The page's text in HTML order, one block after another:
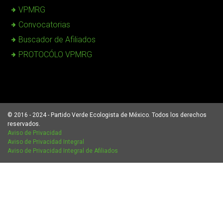
VPMRG
Convocatorias
Buscador de Afiliados
PROTOCÓLO VPMRG
© 2016 - 2024 - Partido Verde Ecologista de México. Todos los derechos
reservados.
Aviso de Privacidad
Aviso de Privacidad Integral
Aviso de Privacidad Integral de Afiliados